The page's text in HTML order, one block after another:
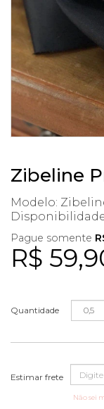
Zibeline
Modelo:
R$
Pague somente
Quantidade
Não sei